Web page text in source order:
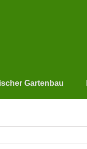
Gartenbau